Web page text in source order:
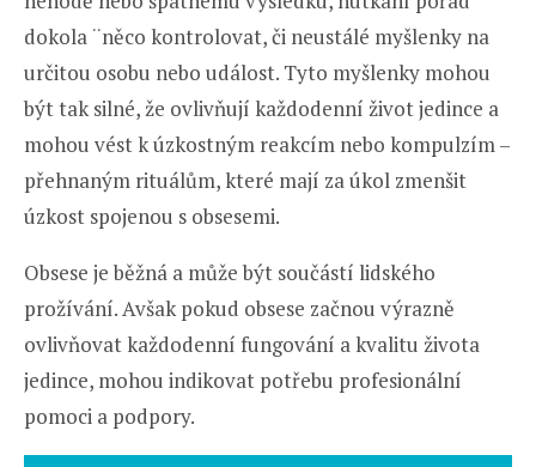
dokola ¨něco kontrolovat, či neustálé myšlenky na
určitou osobu nebo událost. Tyto myšlenky mohou
být tak silné, že ovlivňují každodenní život jedince a
mohou vést k úzkostným reakcím nebo kompulzím –
přehnaným rituálům, které mají za úkol zmenšit
úzkost spojenou s obsesemi.
Obsese je běžná a může být součástí lidského
prožívání. Avšak pokud obsese začnou výrazně
ovlivňovat každodenní fungování a kvalitu života
jedince, mohou indikovat potřebu profesionální
pomoci a podpory.